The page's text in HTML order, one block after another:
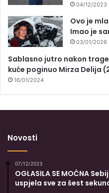
04/12/2023
Ovo je
Imao je
03/01/2026
Sablasno jutro nakon
kuće poginuo Mirza Delija
16/01/2024
Novosti
07/12/2023
OGLASILA SE MOĆNA
uspjela sve za šest